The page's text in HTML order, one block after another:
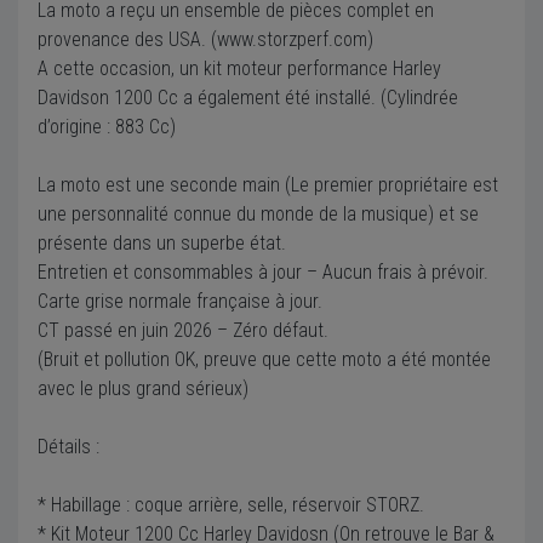
La moto a reçu un ensemble de pièces complet en
provenance des USA. (www.storzperf.com)
A cette occasion, un kit moteur performance Harley
Davidson 1200 Cc a également été installé. (Cylindrée
d’origine : 883 Cc)
La moto est une seconde main (Le premier propriétaire est
une personnalité connue du monde de la musique) et se
présente dans un superbe état.
Entretien et consommables à jour – Aucun frais à prévoir.
Carte grise normale française à jour.
CT passé en juin 2026 – Zéro défaut.
(Bruit et pollution OK, preuve que cette moto a été montée
avec le plus grand sérieux)
Détails :
* Habillage : coque arrière, selle, réservoir STORZ.
* Kit Moteur 1200 Cc Harley Davidosn (On retrouve le Bar &